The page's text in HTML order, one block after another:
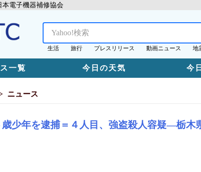
電子機器補修協会
生活 旅行 プレスリリース 動画ニュース 地
一覧 今日の天気 今
ニュース
歳少年を逮捕＝４人目、強盗殺人容疑―栃木